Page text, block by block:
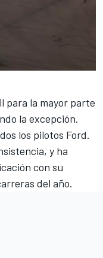
para la mayor parte
la excepción.
los pilotos Ford.
y ha
con su
del año.